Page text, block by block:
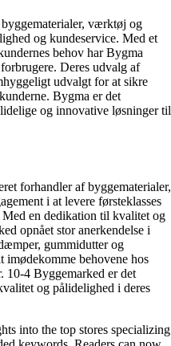
værktøj og
og kundeservice. Med et
behov har Bygma
Deres udvalg af
udvalgt for at sikre
Bygma er det
og innovative løsninger til
forhandler af byggematerialer,
i at levere førsteklasses
en dedikation til kvalitet og
opnået stor anerkendelse i
gummidutter og
imødekomme behovene hos
10-4 Byggemarked er det
og pålidelighed i deres
into the top stores specializing